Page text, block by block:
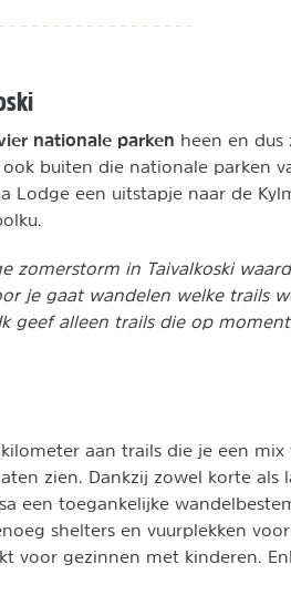
nationale parken heen en dus
buiten die nationale parken
Lodge een uitstapje naar de
zomerstorm in Taivalkoski
je gaat wandelen welke trails
geef alleen trails die op
aan trails die je een mix
zien. Dankzij zowel korte als
een toegankelijke
shelters en vuurplekken
voor gezinnen met kinderen.